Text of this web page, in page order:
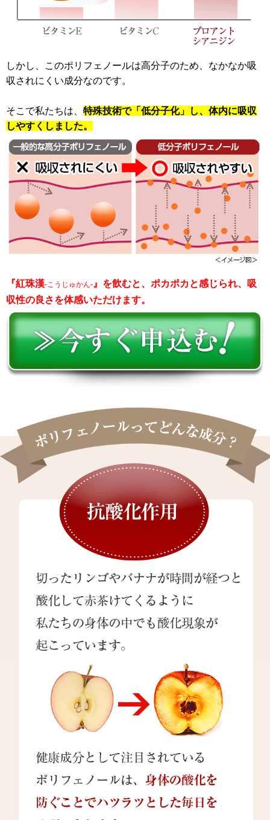
しかし、このポリフェノールは高分子のため、なかなか吸
収されにくい成分なのです。
そこで私たちは、 特殊技術で「低分子化」し、体内に吸収
しやすくしました。
『紅珠漢-こうじゅかん- 』を飲むと、ポカポカと感じられ、吸
収性の良さを体感いただけます。